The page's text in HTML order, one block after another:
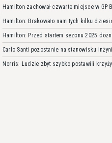
Hamilton zachował czwarte miejsce w GP
Hamilton: Brakowało nam tych kilku
Hamilton: Przed startem sezonu 2025
Carlo Santi pozostanie na stanowisku
Norris: Ludzie zbyt szybko postawili